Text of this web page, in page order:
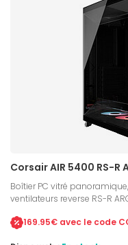
Corsair AIR 5400 RS-R
Boîtier PC vitré panoramique,
ventilateurs reverse RS-R
169.95€ avec le code